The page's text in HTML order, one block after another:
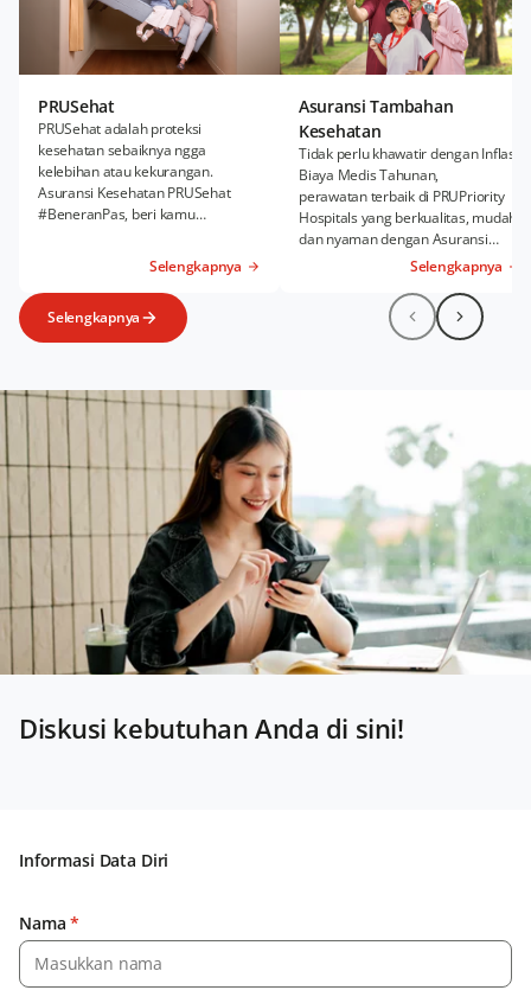
PRUSehat
PRUSehat adalah proteksi
kesehatan sebaiknya ngga
kelebihan atau kekurangan.
Asuransi Kesehatan PRUSehat
#BeneranPas, beri kamu
Rawat Jalan sesuai kebutuhanmu.
Selengkapnya
Asuransi Tambahan
Kesehatan
Tidak perlu khawatir dengan Inflasi
Biaya Medis Tahunan,
perawatan terbaik di PRUPriority
Hospitals yang berkualitas, mudah,
dan nyaman dengan Asuransi
Kesehatan Tambahan PRUWell
Selengkapnya
Selengkapnya
Diskusi kebutuhan Anda di sini!
Informasi Data Diri
Nama *